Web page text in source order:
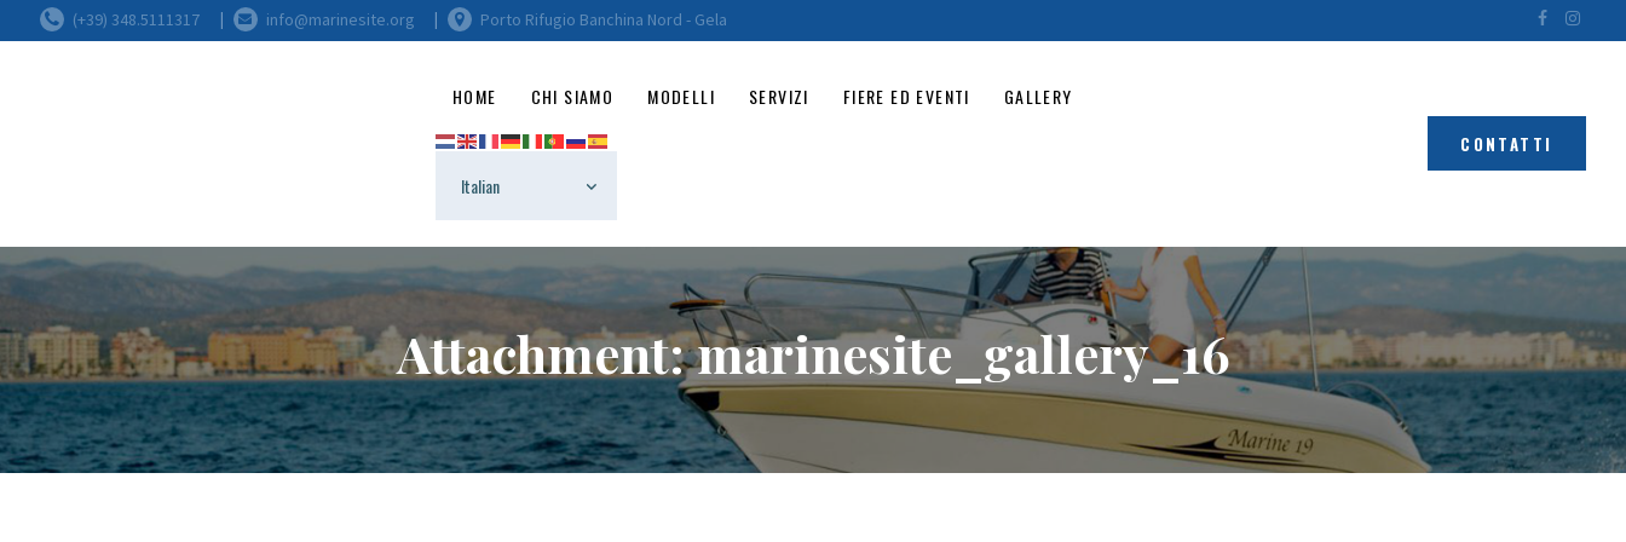
(+39) 348.5111317 info@marinesite.org Porto Rifugio Banchina Nord - Gela
HOME CHI SIAMO MODELLI SERVIZI FIERE ED EVENTI GALLERY
CONTATTI
Attachment: marinesite_gallery_16
HOME
CHI SIAMO
FIERE ED EVENTI
GALLERY